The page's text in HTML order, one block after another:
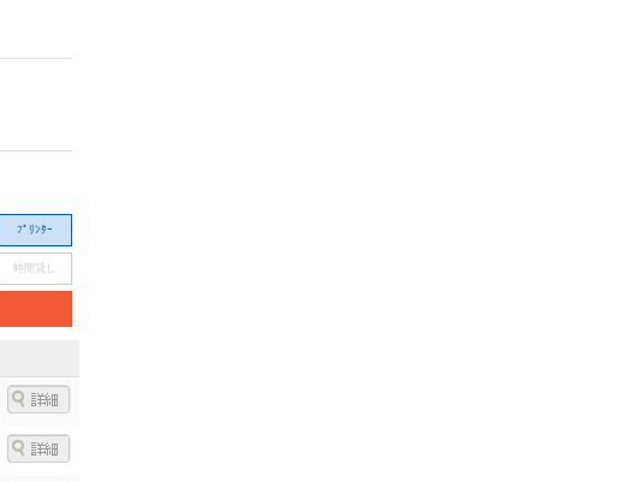
ﾌﾟﾘﾝﾀｰ
時間貸し